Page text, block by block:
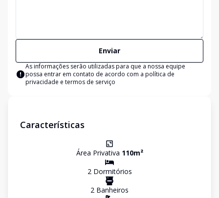
Enviar
As informações serão utilizadas para que a nossa equipe
possa entrar em contato de acordo com a política de
privacidade e termos de serviço
Características
Área Privativa 110m²
2Dormitórios
2 Banheiros